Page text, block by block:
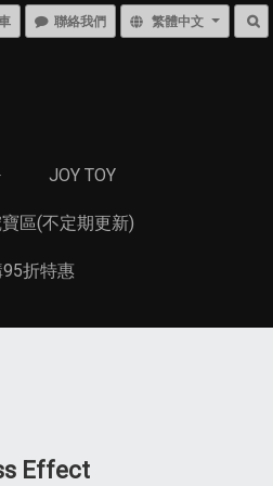
聯絡我們 繁體中文
JOY TOY
區(不定期更新)
折特惠
Effect